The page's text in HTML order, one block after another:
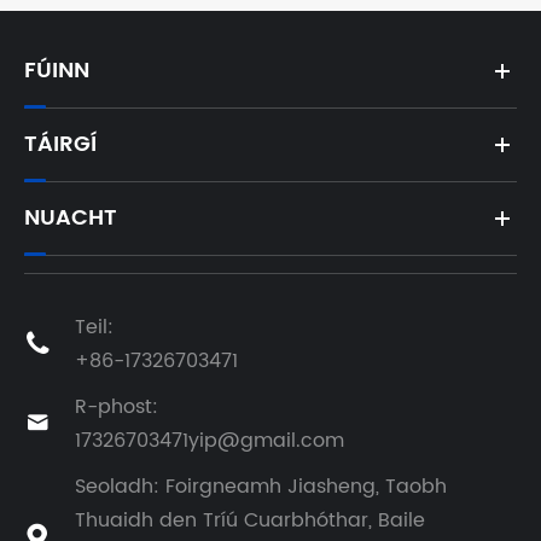
FÚINN
TÁIRGÍ
NUACHT

Teil:
+86-17326703471

R-phost:
17326703471yip@gmail.com
Seoladh: Foirgneamh Jiasheng, Taobh
Thuaidh den Tríú Cuarbhóthar, Baile